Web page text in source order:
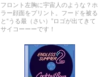
フロント左胸に宇宙人のような？ホ
ラー顔面をプリント。フードを被る
と“うる最（さい）”ロゴが出てきて
サイコーーーです！